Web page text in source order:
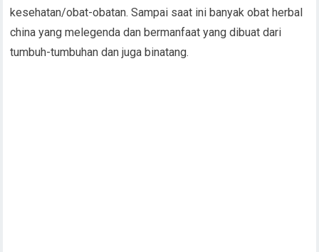
kesehatan/obat-obatan. Sampai saat ini banyak obat herbal
china yang melegenda dan bermanfaat yang dibuat dari
tumbuh-tumbuhan dan juga binatang.